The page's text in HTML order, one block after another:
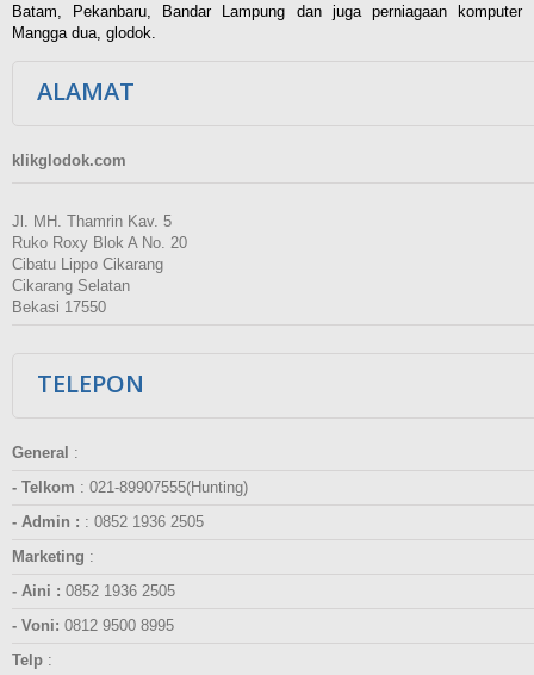
Batam, Pekanbaru, Bandar Lampung dan juga perniagaan komputer
Mangga dua, glodok.
ALAMAT
klikglodok.com
Jl. MH. Thamrin Kav. 5
Ruko Roxy Blok A No. 20
Cibatu Lippo Cikarang
Cikarang Selatan
Bekasi 17550
TELEPON
General :
- Telkom : 021-89907555(Hunting)
- Admin : : 0852 1936 2505
Marketing :
- Aini : 0852 1936 2505
- Voni: 0812 9500 8995
Telp :